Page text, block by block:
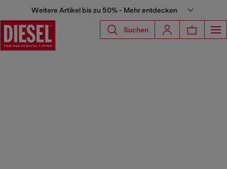
Weitere Artikel bis zu 50% - Mehr entdecken
Suchen